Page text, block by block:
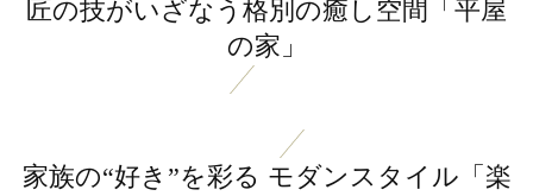
匠の技がいざなう格別の癒し空間「平屋
の家」
家族の“好き”を彩る モダンスタイル「楽